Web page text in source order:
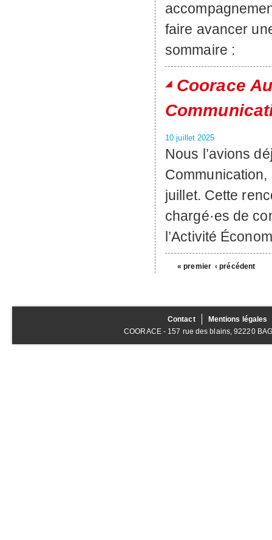
faire avancer
sommaire :
Coorace
10 juillet 2025
Nous l’avions
Communication,
juillet. Cette
chargé·es de
l’Activité
« premier ‹ précédent
Contact
Mentions légales
COORACE - 157 rue des blains, 92220